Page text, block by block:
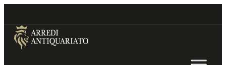
to
content